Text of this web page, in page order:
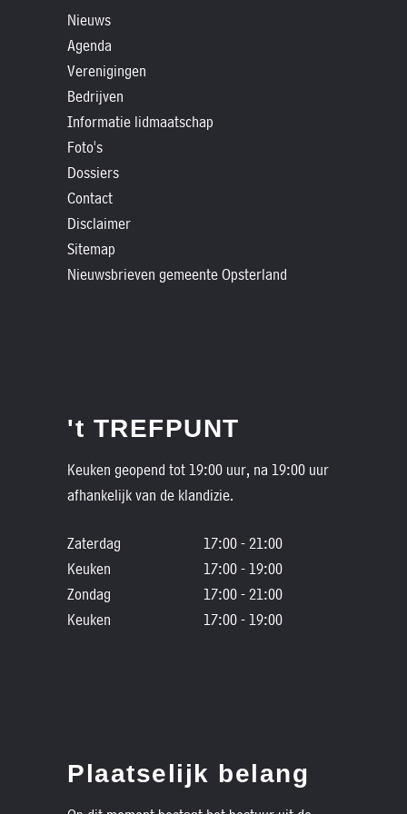
Nieuws
Agenda
Verenigingen
Bedrijven
Informatie lidmaatschap
Foto's
Dossiers
Contact
Disclaimer
Sitemap
Nieuwsbrieven gemeente Opsterland
't TREFPUNT
Keuken geopend tot 19:00 uur, na 19:00 uur
afhankelijk van de klandizie.
Zaterdag
17:00 - 21:00
Keuken
17:00 - 19:00
Zondag
17:00 - 21:00
Keuken
17:00 - 19:00
Plaatselijk belang
Historische
verhalen
Dossiers
Contact
Nieuwsbrieven
gemeente
Opsterland